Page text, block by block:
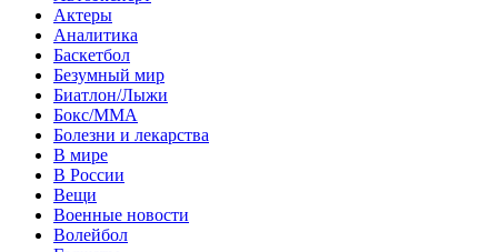
Актеры
Аналитика
Баскетбол
Безумный мир
Биатлон/Лыжи
Бокс/MMA
Болезни и лекарства
В мире
В России
Вещи
Военные новости
Волейбол